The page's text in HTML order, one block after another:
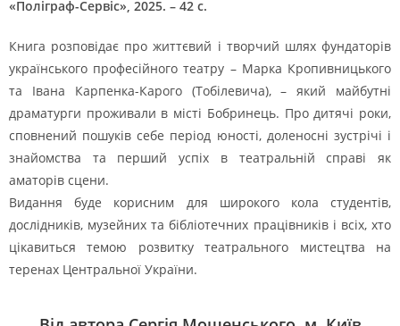
«Поліграф-Сервіс», 2025. – 42 с.
Книга розповідає про життєвий і творчий шлях фундаторів
українського професійного театру – Марка Кропивницького
та Івана Карпенка-Карого (Тобілевича), – який майбутні
драматурги проживали в місті Бобринець. Про дитячі роки,
сповнений пошуків себе період юності, доленосні зустрічі і
знайомства та перший успіх в театральній справі як
аматорів сцени.
Видання буде корисним для широкого кола студентів,
дослідників, музейних та бібліотечних працівників і всіх, хто
цікавиться темою розвитку театрального мистецтва на
теренах Центральної України.